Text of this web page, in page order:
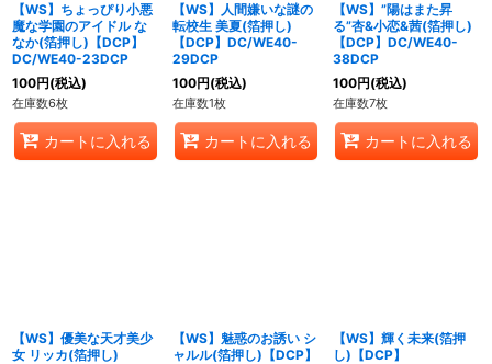
【WS】ちょっぴり小悪
魔な学園のアイドル な
なか(箔押し)【DCP】
DC/WE40-23DCP
100円(税込)
在庫数6枚
カートに入れる
【WS】人間嫌いな謎の
転校生 美夏(箔押し)
【DCP】DC/WE40-
29DCP
100円(税込)
在庫数1枚
カートに入れる
【WS】”陽はまた昇
る”杏&小恋&茜(箔押し)
【DCP】DC/WE40-
38DCP
100円(税込)
在庫数7枚
カートに入れる
【WS】優美な天才美少
女 リッカ(箔押し)
【WS】魅惑のお誘い シ
ャルル(箔押し)【DCP】
【WS】輝く未来(箔押
し)【DCP】